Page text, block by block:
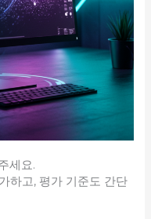
세요.
하고, 평가 기준도 간단